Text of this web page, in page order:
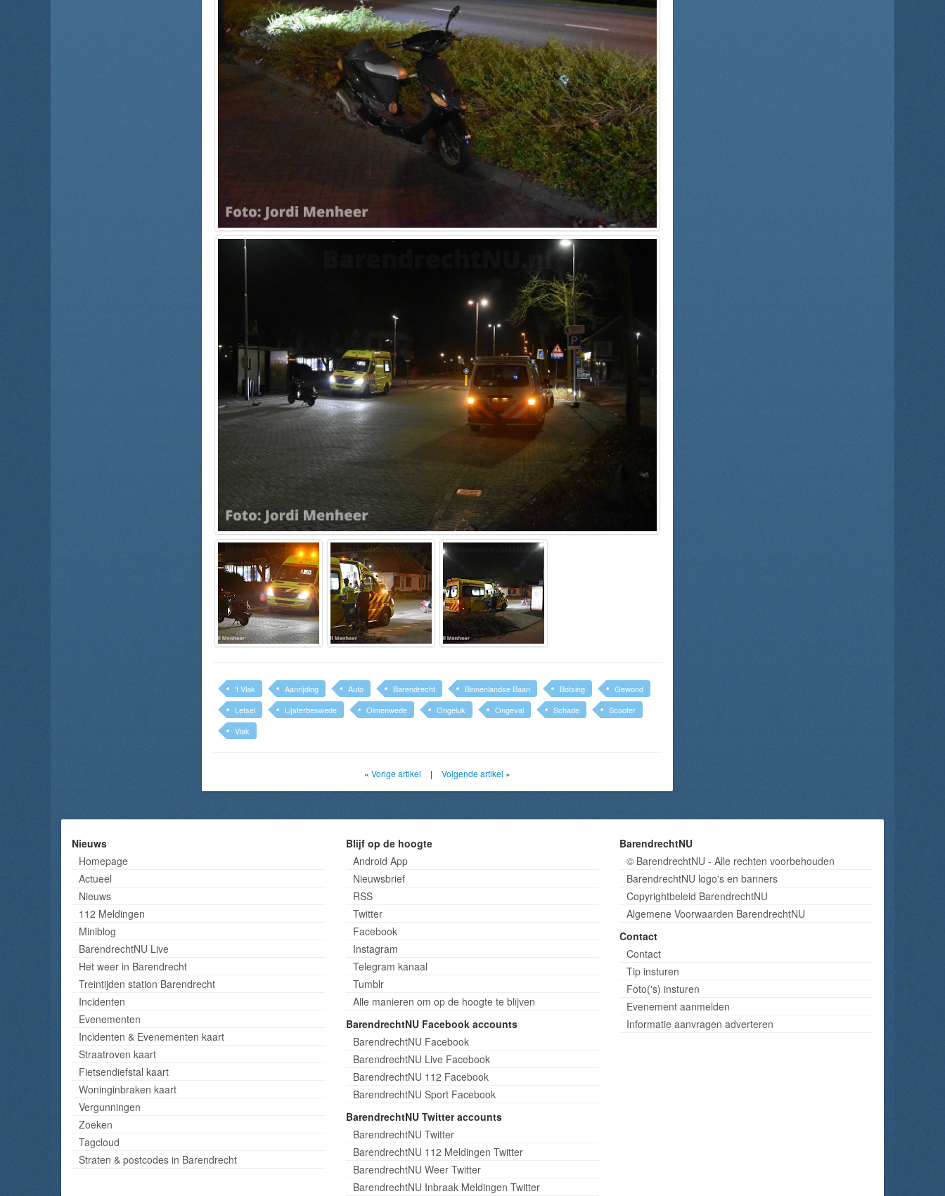
't Vlak Aanrijding Auto Barendrecht Binnenlandse Baan Botsing
Gewond
Letsel
Lijsterbeswede Olmenwede Ongeluk Ongeval Schade
Scooter
Vlak
« Vorige artikel | Volgende artikel »
Nieuws
Homepage
Actueel
Nieuws
112 Meldingen
Miniblog
BarendrechtNU Live
Het weer in Barendrecht
Treintijden station Barendrecht
Incidenten
Evenementen
Incidenten & Evenementen kaart
Straatroven kaart
Fietsendiefstal kaart
Woninginbraken kaart
Vergunningen
Zoeken
Tagcloud
Straten & postcodes in Barendrecht
Blijf op de hoogte
Android App
Nieuwsbrief
RSS
Twitter
Facebook
Instagram
Telegram kanaal
Tumblr
Alle manieren om op de hoogte te blijven
BarendrechtNU Facebook accounts
BarendrechtNU Facebook
BarendrechtNU Live Facebook
BarendrechtNU 112 Facebook
BarendrechtNU Sport Facebook
BarendrechtNU Twitter accounts
BarendrechtNU Twitter
BarendrechtNU 112 Meldingen Twitter
BarendrechtNU Weer Twitter
BarendrechtNU Inbraak Meldingen Twitter
BarendrechtNU
© BarendrechtNU - Alle rechten voorbehouden
BarendrechtNU logo's en banners
Copyrightbeleid BarendrechtNU
Algemene Voorwaarden BarendrechtNU
Contact
Contact
Tip insturen
Foto('s) insturen
Evenement aanmelden
Informatie aanvragen adverteren